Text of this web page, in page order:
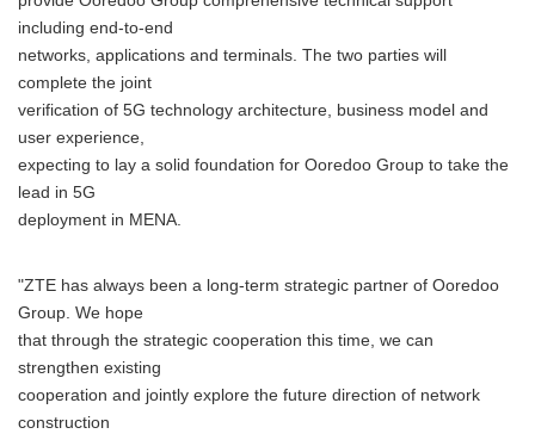
including end-to-end
networks, applications and terminals. The two parties will
complete the joint
verification of 5G technology architecture, business model and
user experience,
expecting to lay a solid foundation for Ooredoo Group to take the
lead in 5G
deployment in MENA.
"ZTE has always been a long-term strategic partner of Ooredoo
Group. We hope
that through the strategic cooperation this time, we can
strengthen existing
cooperation and jointly explore the future direction of network
construction